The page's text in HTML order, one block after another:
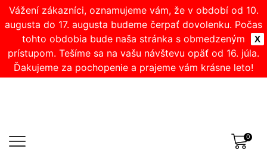
X
Vážení zákazníci, oznamujeme vám, že v období od 10.
augusta do 17. augusta budeme čerpať dovolenku. Počas
tohto obdobia bude naša stránka s obmedzeným
prístupom. Tešíme sa na vašu návštevu opäť od 16. júla.
Ďakujeme za pochopenie a prajeme vám krásne leto!
0